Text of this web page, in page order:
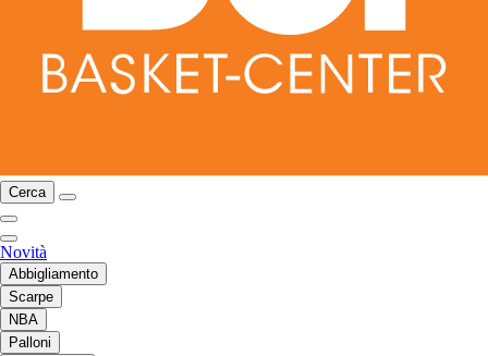
Cerca
Novità
Abbigliamento
Scarpe
NBA
Palloni